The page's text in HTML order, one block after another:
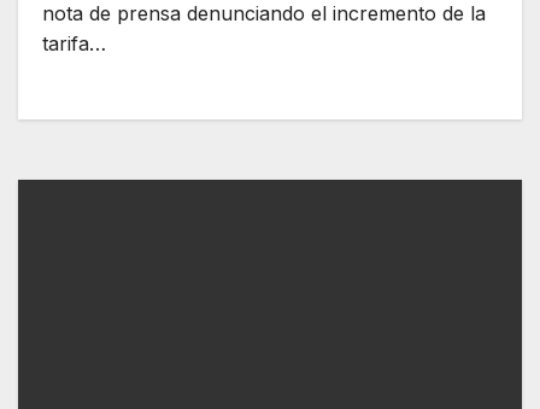
nota de prensa denunciando el incremento de la
tarifa…